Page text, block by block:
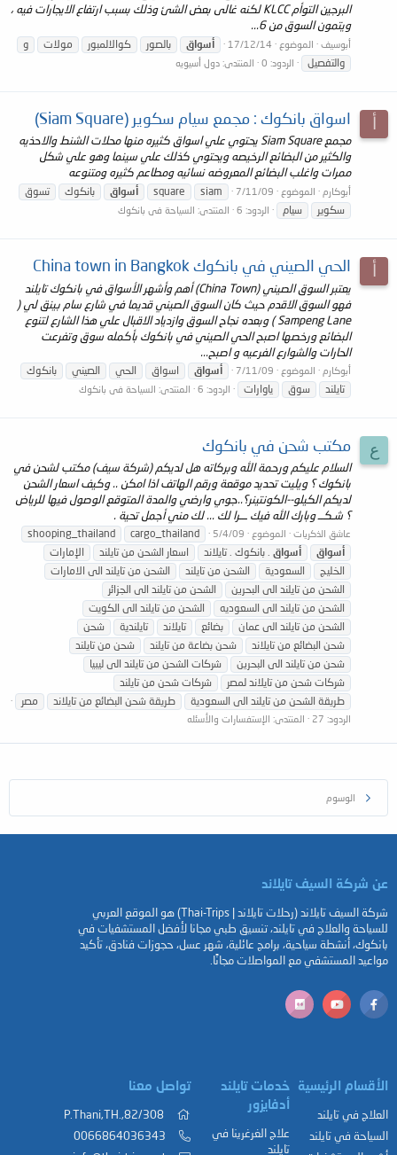
البرجين التوأم KLCC لكنه غالى بعض الشئ وذلك بسبب ارتفاع الايجارات فيه ،
ويتمون السوق من 6...
أبوسيف الموضوع 17/12/14 أسواق بالصور كوالالمبور مولات
و
والتفصيل
الردود: 0 المنتدى: دول أسيويه
اسواق بانكوك : مجمع سيام سكوير (Siam Square)
مجمع Siam Square يحتوي علي اسواق كثيره منها محلات الشنط والاحذيه
والكثير من البضائع الرخيصه ويحتوي كذلك علي سينما وهو علي شكل
ممرات واغلب البضائع المعروضه نسائيه ومطاعم كثيره ومتنوعه
أبوكارم الموضوع 7/11/09
siam
square أسواق بانكوك
تسوق
سكوير
سيام الردود: 6 المنتدى: السياحة فى بانكوك
الحي الصيني في بانكوك China town in Bangkok
يعتبر السوق الصيني (China Town) أهم وأشهر الأسواق في بانكوك تايلند
فهو السوق الاقدم حيث كان السوق الصيني قديما في شارع سام بينق لي (
Sampeng Lane ) وبعده نجاح السوق وازدياد الاقبال علي هذا الشارع لتنوع
البضائع ورخصها اصبح الحي الصيني في بانكوك بأكمله سوق وتفرعت
الحارات والشوارع الفرعيه و اصبح...
أبوكارم الموضوع 7/11/09 أسواق اسواق الحي الصيني
بانكوك
تايلند
سوق ياوارات الردود: 6 المنتدى: السياحة فى بانكوك
ع مكتب شحن في بانكوك
السلام عليكم ورحمة الله وبركاته هل لديكم (شركة سيف) مكتب لشحن في
بانكوك ؟ ويليت تحديد موقعة ورقم الهاتف اذا امكن .. وكيف اسعار الشحن
لديكم الكيلو--الكونتينر؟..جوي وارضي والمدة المتوقع الوصول فيها للرياض
؟ شـكــ وبارك الله فيك ـــرا لك ... لك مني أجمل تحية .
عاشق الذكريات الموضوع 5/4/09
cargo_thailand
shooping_thailand
أسواق
أسواق . بانكوك . تايلاند اسعار الشحن من تايلند
الإمارات
الخليج
السعودية الشحن من تايلند
الشحن من تايلند الى الامارات
الشحن من تايلند الى البحرين
الشحن من تايلند الى الجزائر
الشحن من تايلند الى السعوديه
الشحن من تايلند الى الكويت
الشحن من تايلند الى عمان
بضائع تايلاند تايلندية
شحن
شحن البضائع من تايلاند
شحن بضاعة من تايلند
شحن من تايلند
شحن من تايلند الى البحرين
شركات الشحن من تايلند الى ليبيا
شركات شحن من تايلاند لمصر
شركات شحن من تايلند
طريقة الشحن من تايلند الى السعودية
طريقة شحن البضائع من تايلاند مصر
الردود: 27 المنتدى: الإستفسارات والأسئله
الوسوم
عن شركة السيف تايلاند
شركة السيف تايلاند (رحلات تايلاند | Thai-Trips) هو الموقع العربي
للسياحة والعلاج في تايلند، تنسيق طبي مجانا لأفضل المستشفيات في
بانكوك، أنشطة سياحية، برامج عائلية، شهر عسل، حجوزات فنادق، تأكيد
مواعيد المستشفي مع المواصلات مجانًا.
الأقسام الرئيسية
العلاج في تايلند
السياحة في تايلند
خدمات تايلند
أدفايزور
علاج الغرغرينا في
تايلند
تواصل معنا
82/308,.P.Thani,TH
0066864036343